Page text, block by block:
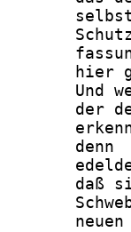
hier
Und
der
denn
daß
neuen